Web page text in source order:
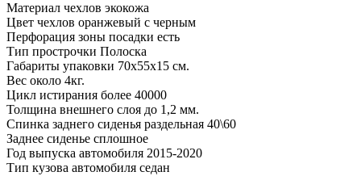
Материал чехлов экокожа
Цвет чехлов оранжевый с черным
Перфорация зоны посадки есть
Тип прострочки Полоска
Габариты упаковки 70х55х15 см.
Вес около 4кг.
Цикл истирания более 40000
Толщина внешнего слоя до 1,2 мм.
Спинка заднего сиденья раздельная 40\60
Заднее сиденье сплошное
Год выпуска автомобиля 2015-2020
Тип кузова автомобиля седан